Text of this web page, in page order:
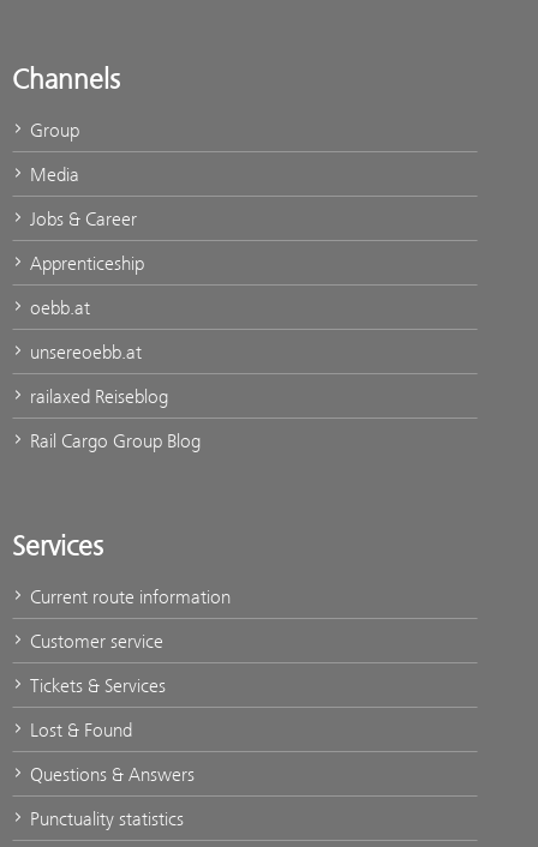
Channels
Group
Media
Jobs & Career
Apprenticeship
oebb.at
unsereoebb.at
railaxed Reiseblog
Rail Cargo Group Blog
Services
Current route information
Customer service
Tickets & Services
Lost & Found
Questions & Answers
Punctuality statistics